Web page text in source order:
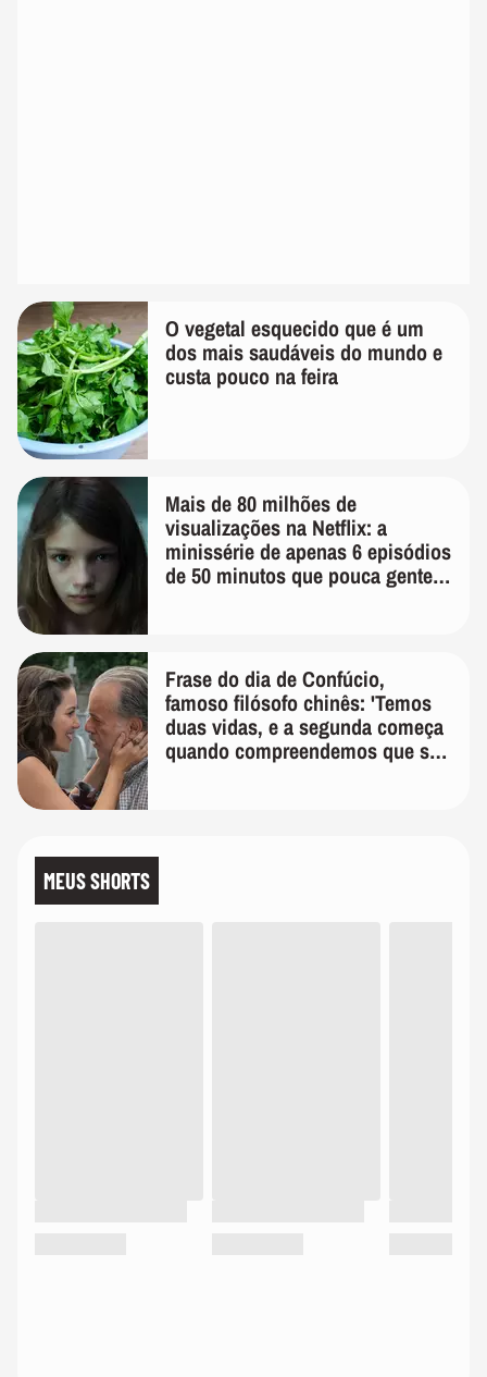
O vegetal esquecido que é um
dos mais saudáveis do mundo e
custa pouco na feira
Mais de 80 milhões de
visualizações na Netflix: a
minissérie de apenas 6 episódios
de 50 minutos que pouca gente
Frase do dia de Confúcio,
famoso filósofo chinês: 'Temos
duas vidas, e a segunda começa
quando compreendemos que só
MEUS SHORTS